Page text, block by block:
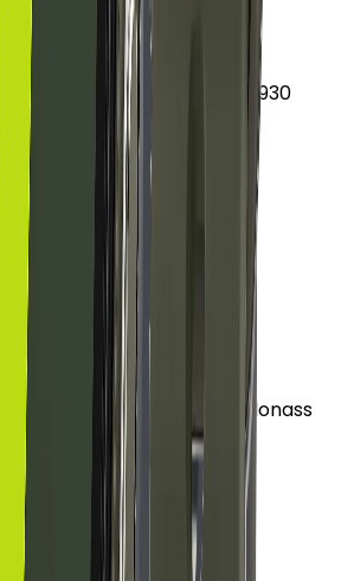
Samsung Exynos W930
ARM Cortex-A55
1.4 GHz
:
2
ARM Mali-G68
2 GB
Var
BeiDou Galileo Glonass
Yok